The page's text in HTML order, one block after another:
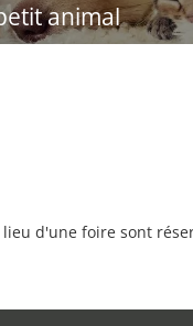
animal
d'une foire sont